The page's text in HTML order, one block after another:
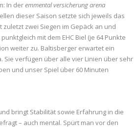
In deremmental versicherung arena
dieser Saison setzte sich jeweils das
zuletzt zwei Siegen im Gepäck an und
mit dem EHC Biel (je 64 Punkte
weiter zu. Baltisberger erwartet ein
Sie verfügen über alle vier Linien über sehr
und unser Spiel über 60 Minuten
bringt Stabilität sowie Erfahrung in die
– auch mental. Spürt man vor den